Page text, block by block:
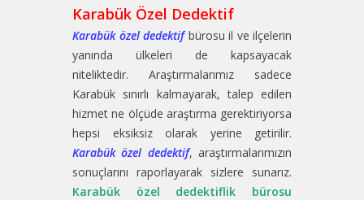
Karabük Özel Dedektif
Karabük özel dedektifbürosu il ve ilçelerin
yanında ülkeleri de kapsayacak
niteliktedir. Araştırmalarımız sadece
Karabük sınırlı kalmayarak, talep edilen
hizmet ne ölçüde araştırma gerektiriyorsa
hepsi eksiksiz olarak yerine getirilir.
Karabük özel dedektif, araştırmalarımızın
sonuçlarını raporlayarak sizlere sunarız.
Karabük özel dedektiflik bürosu